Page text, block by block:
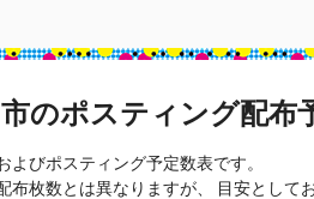
のポスティング配布
よびポスティング予定数表です。
布枚数とは異なりますが、 目安として